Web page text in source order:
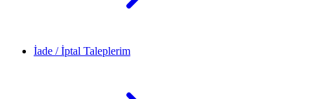
İade / İptal Taleplerim